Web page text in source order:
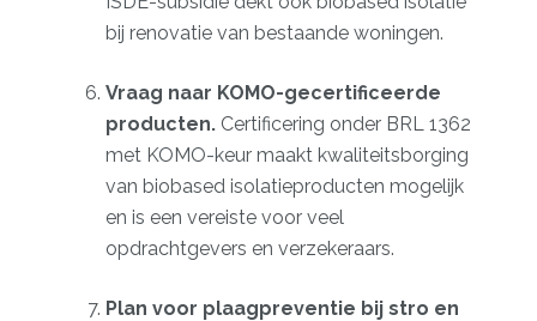
bij renovatie van bestaande woningen.
Vraag naar KOMO-gecertificeerde
producten. Certificering onder BRL 1362
met KOMO-keur maakt kwaliteitsborging
van biobased isolatieproducten mogelijk
en is een vereiste voor veel
opdrachtgevers en verzekeraars.
Plan voor plaagpreventie bij stro en